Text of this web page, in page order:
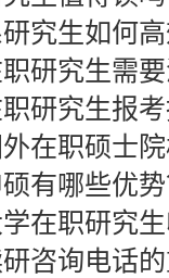
究生如何
究生需要满
研究生报
在职硕士
有哪些优
在职研究
咨询电话